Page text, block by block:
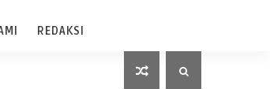
REDAKSI